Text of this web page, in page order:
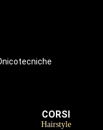
per ricostruzione unghie
CORSI
Hairstyle